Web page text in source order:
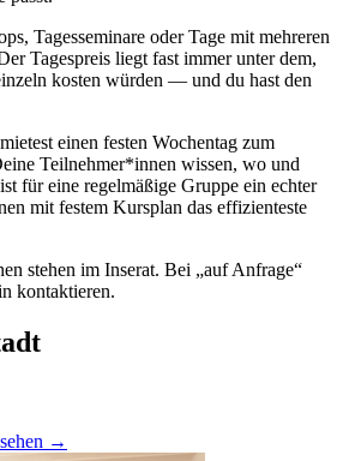
Tagesseminare oder Tage mit mehreren
Tagespreis liegt fast immer unter dem,
kosten würden — und du hast den
einen festen Wochentag zum
Teilnehmer*innen wissen, wo und
für eine regelmäßige Gruppe ein echter
mit festem Kursplan das effizienteste
stehen im Inserat. Bei „auf Anfrage“
kontaktieren.
→